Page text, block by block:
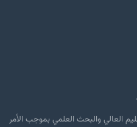
العالي والبحث العلمي بموجب الأمر